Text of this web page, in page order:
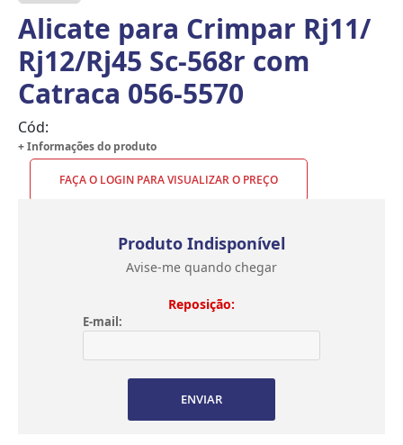
Alicate para Crimpar Rj11/
Rj12/Rj45 Sc-568r com
Catraca 056-5570
Cód:
+ Informações do produto
FAÇA O LOGIN PARA VISUALIZAR O PREÇO
Produto Indisponível
Avise-me quando chegar
Reposição:
E-mail:
ENVIAR